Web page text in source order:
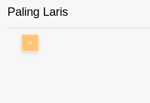
Paling Laris
<